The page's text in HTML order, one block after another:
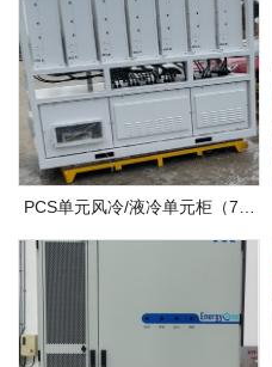
PCS单元风冷/液冷单元柜（7模